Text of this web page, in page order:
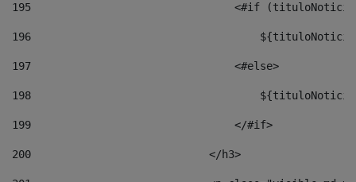
195
<#if
196
197
                                <#else>
198
199
                                </#if>
200
                            </h3>